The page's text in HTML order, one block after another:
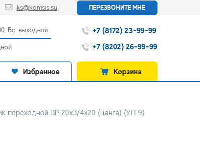
ks@komsis.su ПЕРЕЗВОНИТЕ МНЕ
Вс-выходной
+7 (8172) 23-99-99
+7 (8202) 26-99-99
Избранное Корзина
переходной ВР 20х3/4х20 (цанга) (УП 9)